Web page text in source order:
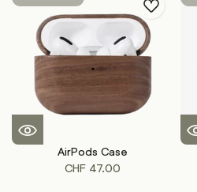
AirPods Case
CHF47.00